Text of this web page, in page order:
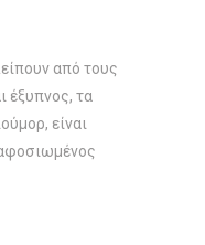
από τους
έξυπνος, τα
είναι